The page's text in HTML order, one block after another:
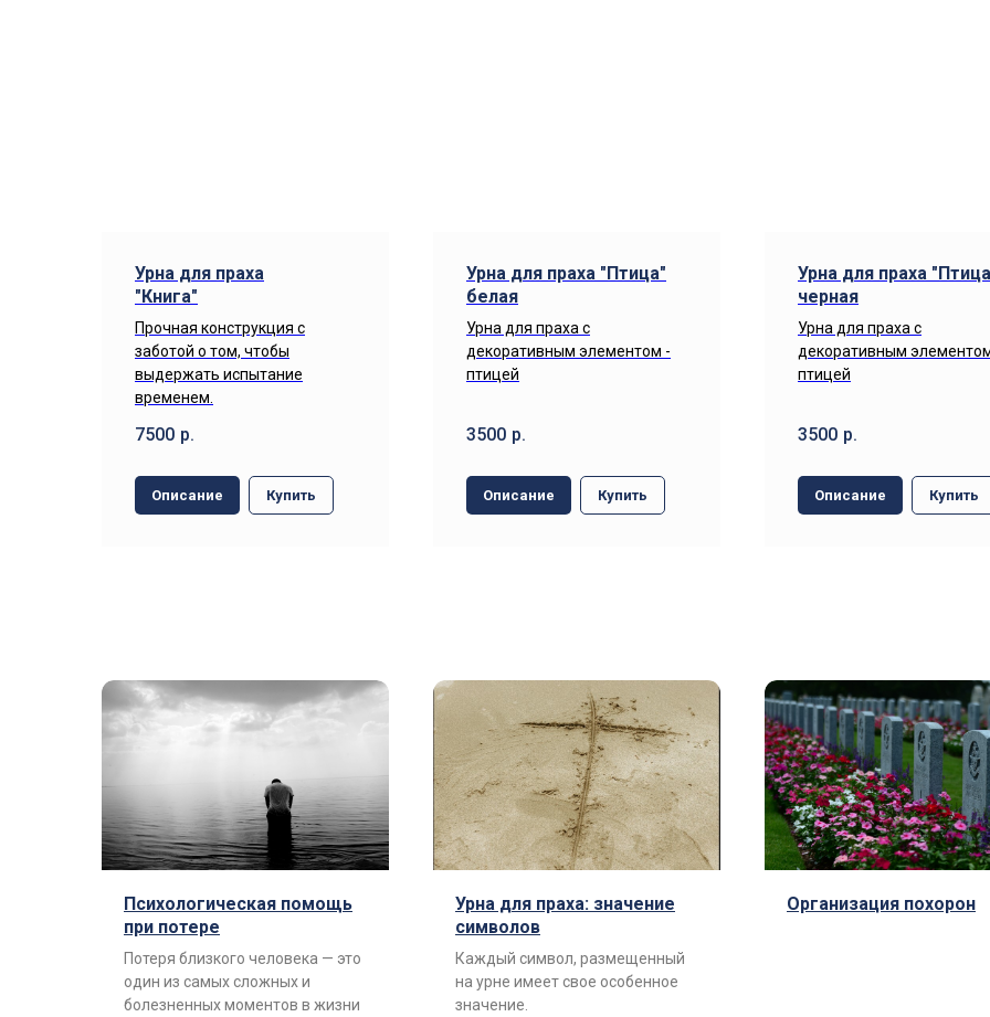
Урна для праха
"Книга"
Прочная конструкция с
заботой о том, чтобы
выдержать испытание
временем.
7500 р.
Описание Купить
Урна для праха "Птица"
белая
Урна для праха с
декоративным элементом -
птицей
3500 р.
Описание Купить
Урна для праха
черная
Урна для праха с
декоративным
птицей
3500 р.
Описание Купить
Психологическая помощь
при потере
Потеря близкого человека — это
один из самых сложных и
болезненных моментов в жизни
Урна для праха: значение
символов
Каждый символ, размещенный
на урне имеет свое особенное
значение.
Организация похорон